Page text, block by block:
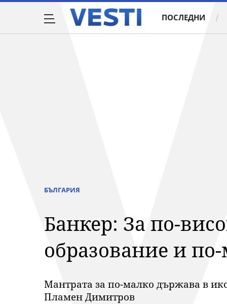
ПОСЛЕДНИ
БЪЛГАРИЯ
Банкер: За по-
образование и
Мантрата за по-малко държава в
Пламен Димитров